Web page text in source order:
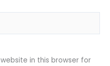
in this browser for